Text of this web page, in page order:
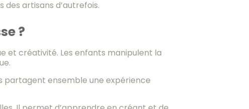
artisans d’autrefois.
?
et créativité. Les enfants manipulent la
partagent ensemble une expérience